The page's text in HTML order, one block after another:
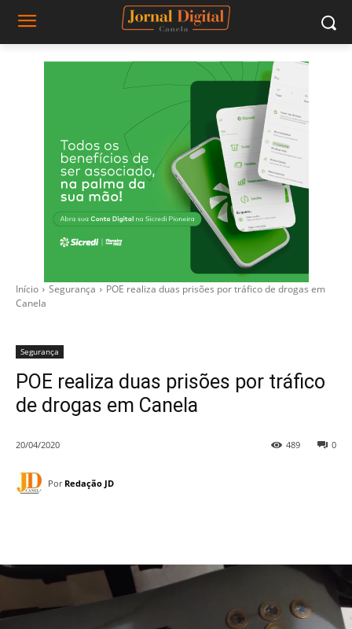
Início Segurança
POE realiza duas prisões por tráfico de drogas em
Canela
Segurança
POE realiza duas prisões por tráfico
de drogas em Canela
20/04/2020 0
489
Por Redação JD